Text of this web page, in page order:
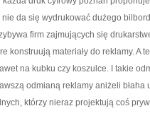
da się wydrukować dużego
firm zajmujących się
konstruują materiały do reklamy. A
na kubku czy koszulce. I takie
odmianą reklamy aniżeli
którzy nieraz projektują coś